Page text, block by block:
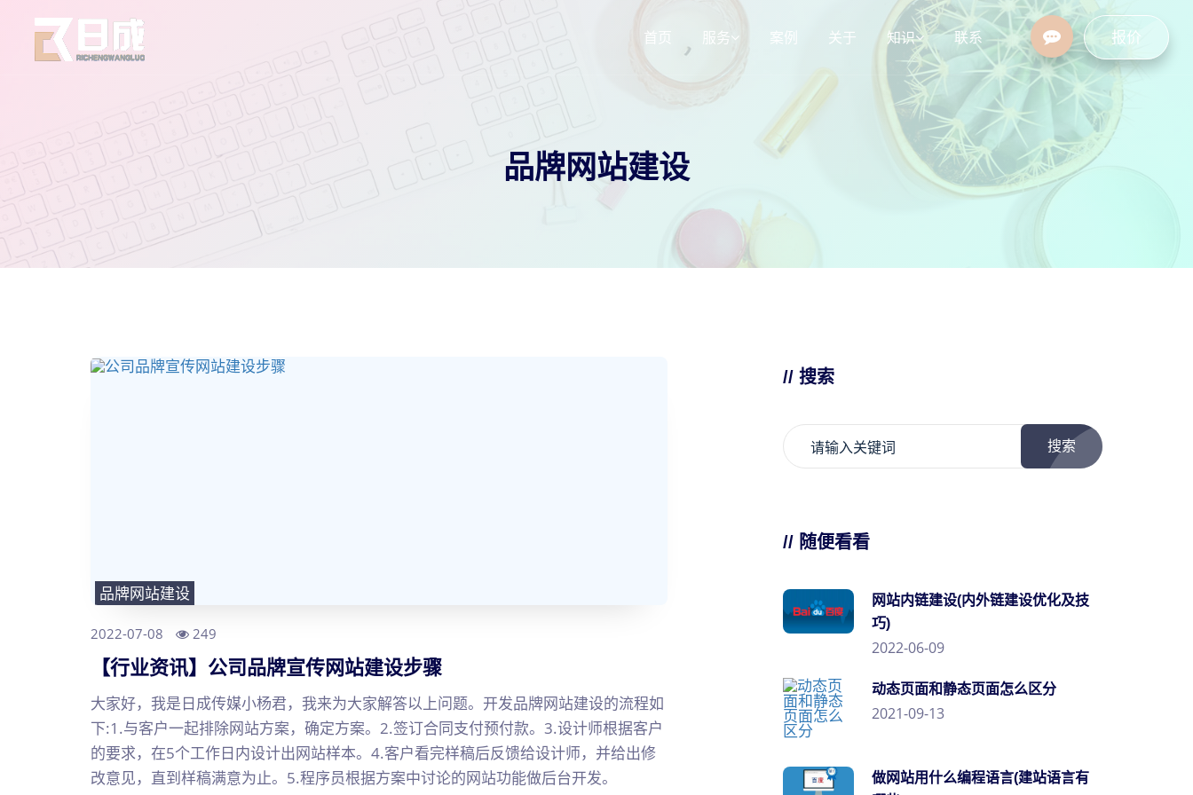
首页 服务
响应式网站建设
3d选装配置器
案例 关于 知识
行业资讯
常见问题
联系 报价
品牌网站建设
品牌网站建设
2022-07-08 249
【行业资讯】公司品牌宣传网站建设步骤
大家好，我是日成传媒小杨君，我来为大家解答以上问题。开发品牌网站建设的流程如
下:1.与客户一起排除网站方案，确定方案。2.签订合同支付预付款。3.设计师根据客户
的要求，在5个工作日内设计出网站样本。4.客户看完样稿后反馈给设计师，并给出修
改意见，直到样稿满意为止。5.程序员根据方案中讨论的网站功能做后台开发。
// 搜索
搜索
// 随便看看
网站内链建设(内外链建设优化及技
巧)
2022-06-09
动态页面和静态页面怎么区分
2021-09-13
做网站用什么编程语言(建站语言有